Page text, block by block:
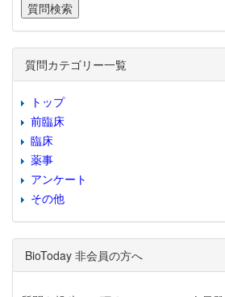
質問カテゴリー一覧
トップ
前臨床
臨床
薬事
アンケート
その他
BioToday 非会員の方へ